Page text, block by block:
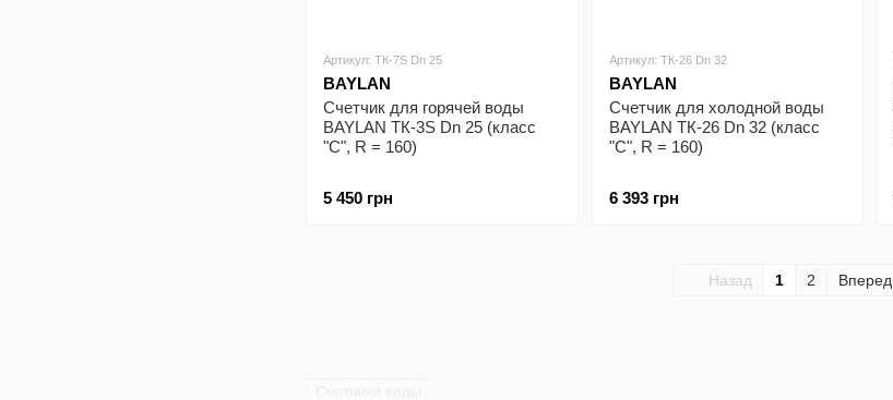
Артикул: ТК-7S Dn 25
BAYLAN
Счетчик для горячей воды
BAYLAN ТК-3S Dn 25 (класс
"С", R = 160)
5 450 грн
Артикул: ТК-26 Dn 32
BAYLAN
Счетчик для холодной воды
BAYLAN ТК-26 Dn 32 (класс
"С", R = 160)
6 393 грн
Назад 1 2 Вперед